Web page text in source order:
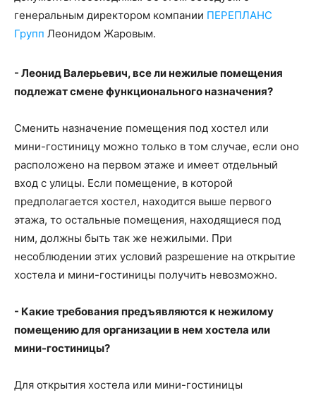
генеральным директором компании ПЕРЕПЛАНС
Групп Леонидом Жаровым.
- Леонид Валерьевич, все ли нежилые помещения
подлежат смене функционального назначения?
Сменить назначение помещения под хостел или
мини-гостиницу можно только в том случае, если оно
расположено на первом этаже и имеет отдельный
вход с улицы. Если помещение, в которой
предполагается хостел, находится выше первого
этажа, то остальные помещения, находящиеся под
ним, должны быть так же нежилыми. При
несоблюдении этих условий разрешение на открытие
хостела и мини-гостиницы получить невозможно.
- Какие требования предъявляются к нежилому
помещению для организации в нем хостела или
мини-гостиницы?
Для открытия хостела или мини-гостиницы